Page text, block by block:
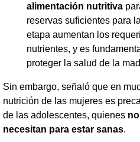
alimentación nutritiva
reservas suficientes para
etapa aumentan los
nutrientes, y es
proteger la salud de la
​Sin embargo, señaló que en
nutrición de las mujeres es
de las adolescentes, quienes
necesitan para estar sanas.